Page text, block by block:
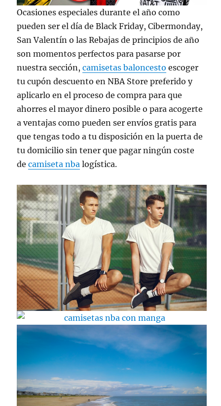
Ocasiones especiales durante el año como
pueden ser el día de Black Friday, Cibermonday,
San Valentín o las Rebajas de principios de año
son momentos perfectos para pasarse por
nuestra sección,camisetas baloncesto escoger
tu cupón descuento en NBA Store preferido y
aplicarlo en el proceso de compra para que
ahorres el mayor dinero posible o para acogerte
a ventajas como pueden ser envíos gratis para
que tengas todo a tu disposición en la puerta de
tu domicilio sin tener que pagar ningún coste
decamiseta nba logística.